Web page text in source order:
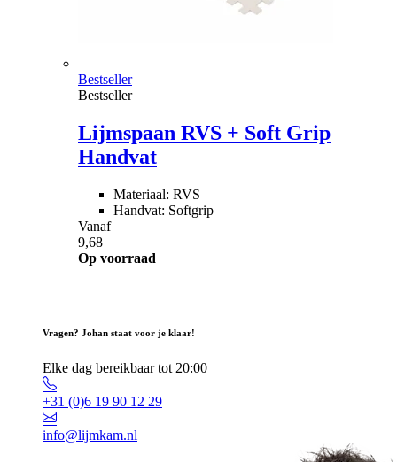
Bestseller
Bestseller
Lijmspaan RVS + Soft Grip
Handvat
Materiaal: RVS
Handvat: Softgrip
Vanaf
9,68
Op voorraad
Vragen? Johan staat voor je klaar!
Elke dag bereikbaar tot 20:00
+31 (0)6 19 90 12 29
info@lijmkam.nl